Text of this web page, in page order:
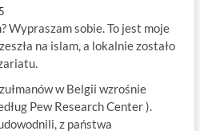
Wypraszam sobie. To jest moje
na islam, a lokalnie zostało
w Belgii wzrośnie
Pew Research Center ).
z państwa